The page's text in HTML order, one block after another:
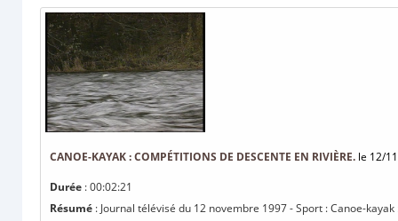
CANOE-KAYAK : COMPÉTITIONS DE DESCENTE EN RIVIÈRE. le 12/
Durée : 00:02:21
Résumé : Journal télévisé du 12 novembre 1997 - Sport : Canoe-